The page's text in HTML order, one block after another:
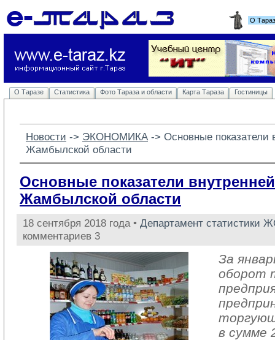
О
О Таразе Статистика Фото Тараза и области Карта Тараза Гостиницы
Новости -> ЭКОНОМИКА -> Основные показатели
Жамбылской области
Основные показатели
Жамбылской области
18 сентября 2018 года • Департамент статистики
комментариев 3
За
оборот
в сумме